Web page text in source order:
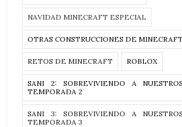
NAVIDAD MINECRAFT ESPECIAL
OTRAS CONSTRUCCIONES DE MINECRAFT
RETOS DE MINECRAFT ROBLOX
SANI 2: SOBREVIVIENDO A
TEMPORADA 2
SANI 3: SOBREVIVIENDO A
TEMPORADA 3